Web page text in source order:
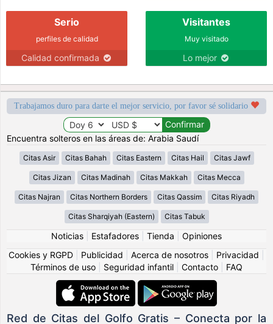
Serio
perfiles de calidad
Calidad confirmada
Visitantes
Muy visitado
Lo mejor
Trabajamos duro para darte el mejor servicio, por favor sé solidario
Encuentra solteros en las áreas de: Arabia Saudí
Citas Asir Citas Bahah Citas Eastern Citas Hail Citas Jawf
Citas Jizan Citas Madinah Citas Makkah Citas Mecca
Citas Najran Citas Northern Borders Citas Qassim Citas Riyadh
Citas Sharqiyah (Eastern) Citas Tabuk
Noticias Estafadores Tienda
Opiniones
Cookies y RGPD
Publicidad Acerca de nosotros Privacidad
Términos de uso
Seguridad infantil Contacto FAQ
Red de Citas del Golfo Gratis – Conecta por la